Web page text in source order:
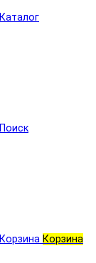
Каталог
Поиск
Корзина Корзина